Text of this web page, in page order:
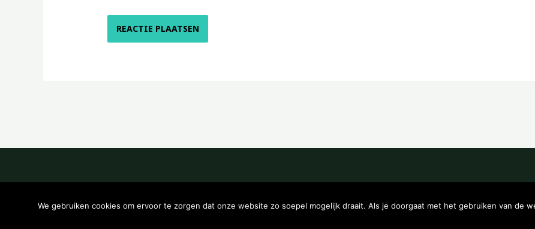
We gebruiken cookies om ervoor te zorgen dat onze website zo soepel mogelijk draait. Als je doorgaat met het gebruiken van de